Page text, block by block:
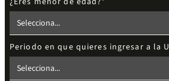
Periodo en que quieres ingresar a la U